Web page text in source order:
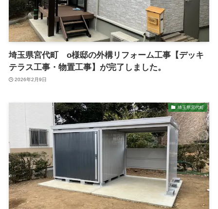
埼玉県宮代町 o様邸の外構リフォーム工事【デッキ
テラス工事・物置工事】が完了しました。
2026年2月9日
埼玉県宮代町